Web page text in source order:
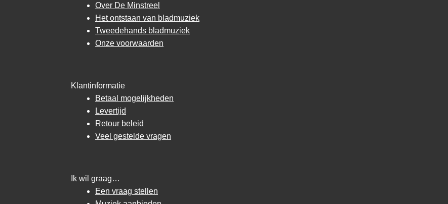
Over De Minstreel
Het ontstaan van bladmuziek
Tweedehands bladmuziek
Onze voorwaarden
Klantinformatie
Betaal mogelijkheden
Levertijd
Retour beleid
Veel gestelde vragen
Ik wil graag…
Een vraag stellen